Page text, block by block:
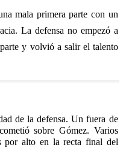
mala primera parte con un
La defensa no empezó a
y volvió a salir el talento
de la defensa. Un fuera de
sobre Gómez. Varios
por alto en la recta final del